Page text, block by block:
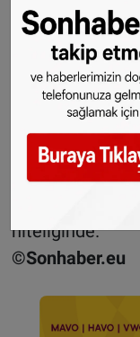
En fazla
gerçekleşti.
kişi gözaltına
operasyonun
tutuklamaların
RapTor,
yakalandığı
niteliğinde.
©Sonhaber.eu